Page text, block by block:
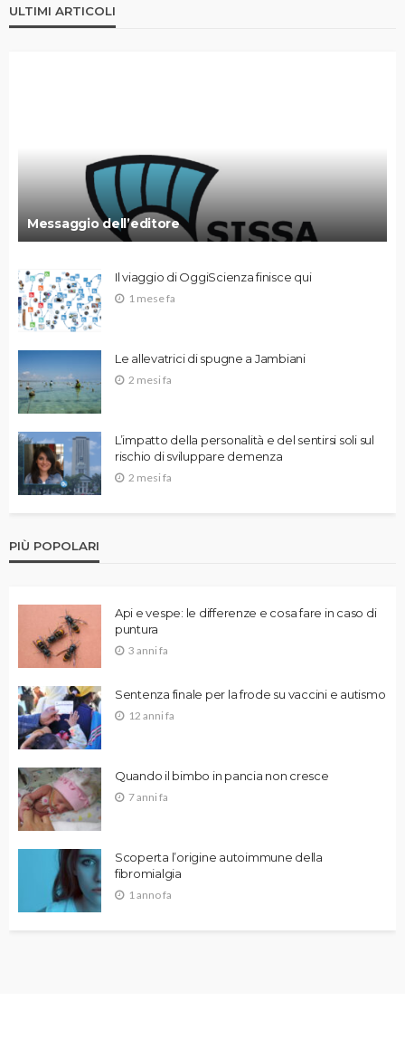
ULTIMI ARTICOLI
Messaggio dell’editore
Il viaggio di OggiScienza finisce qui
1 mese fa
Le allevatrici di spugne a Jambiani
2 mesi fa
L’impatto della personalità e del sentirsi soli sul
rischio di sviluppare demenza
2 mesi fa
PIÙ POPOLARI
Api e vespe: le differenze e cosa fare in caso di
puntura
3 anni fa
Sentenza finale per la frode su vaccini e autismo
12 anni fa
Quando il bimbo in pancia non cresce
7 anni fa
Scoperta l’origine autoimmune della
fibromialgia
1 anno fa